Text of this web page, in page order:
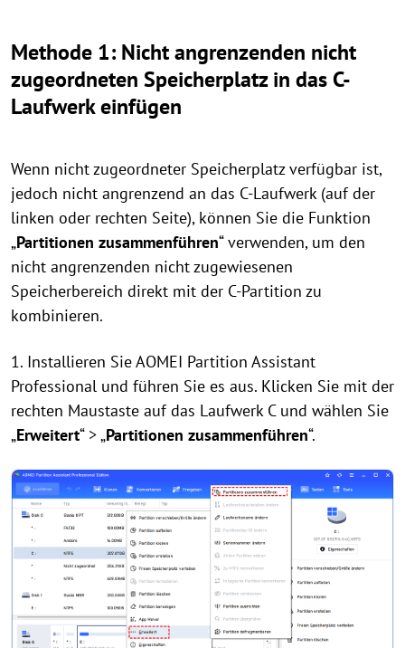
Methode 1: Nicht angrenzenden nicht
zugeordneten Speicherplatz in das C-
Laufwerk einfügen
Wenn nicht zugeordneter Speicherplatz verfügbar ist,
jedoch nicht angrenzend an das C-Laufwerk (auf der
linken oder rechten Seite), können Sie die Funktion
„Partitionen zusammenführen“ verwenden, um den
nicht angrenzenden nicht zugewiesenen
Speicherbereich direkt mit der C-Partition zu
kombinieren.
1. Installieren Sie AOMEI Partition Assistant
Professional und führen Sie es aus. Klicken Sie mit der
rechten Maustaste auf das Laufwerk C und wählen Sie
„Erweitert“ > „Partitionen zusammenführen“.